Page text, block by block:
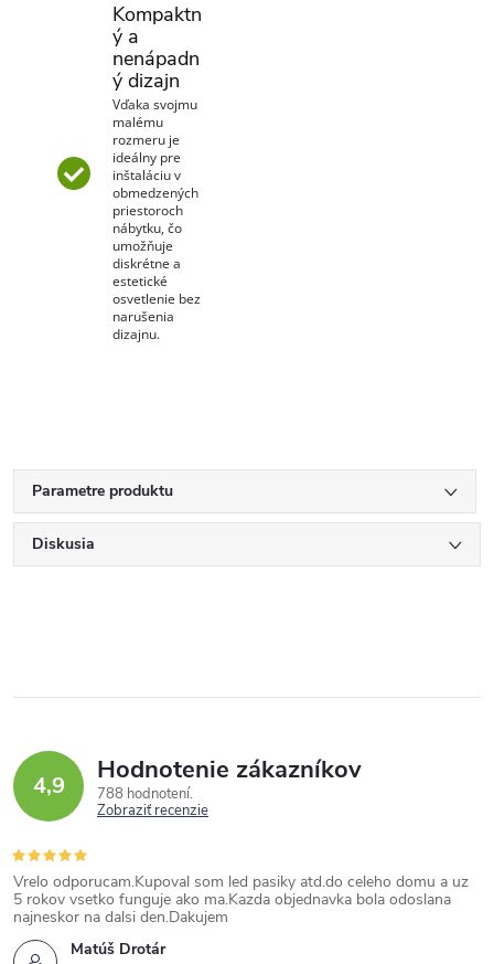
Kompaktn
ý a
nenápadn
ý dizajn
Vďaka svojmu
malému
rozmeru je
ideálny pre
inštaláciu v
obmedzených
priestoroch
nábytku, čo
umožňuje
diskrétne a
estetické
osvetlenie bez
narušenia
dizajnu.
Parametre produktu
Diskusia
4,9 Hodnotenie zákazníkov
788 hodnotení
Zobraziť recenzie
Matúš Drotár
Vrelo odporucam.Kupoval som led pasiky atd.do celeho domu a uz
5 rokov vsetko funguje ako ma.Kazda objednavka bola odoslana
najneskor na dalsi den.Dakujem